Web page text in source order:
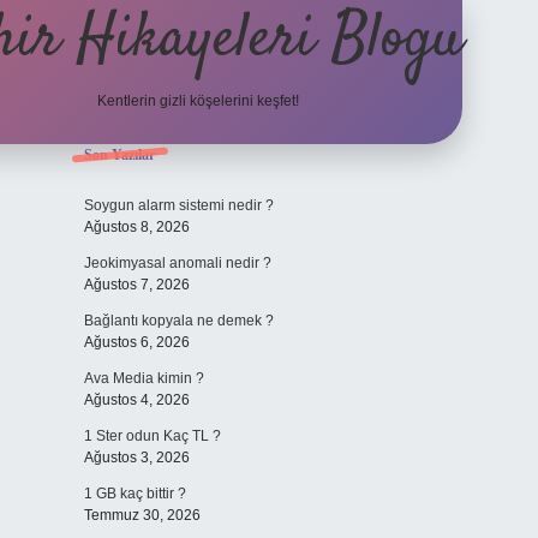
Hikayeleri Blogu
Kentlerin gizli köşelerini keşfet!
Sidebar
Son Yazılar
Soygun alarm sistemi nedir ?
Ağustos 8, 2026
Jeokimyasal anomali nedir ?
Ağustos 7, 2026
Bağlantı kopyala ne demek ?
Ağustos 6, 2026
Ava Media kimin ?
Ağustos 4, 2026
1 Ster odun Kaç TL ?
Ağustos 3, 2026
1 GB kaç bittir ?
Temmuz 30, 2026